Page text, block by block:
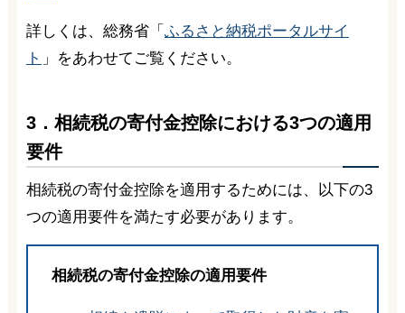
詳しくは、総務省「 ふるさと納税ポータルサイ
ト 」をあわせてご覧ください。
3．相続税の寄付金控除における3つの適用
要件
相続税の寄付金控除を適用するためには、以下の3
つの適用要件を満たす必要があります。
相続税の寄付金控除の適用要件